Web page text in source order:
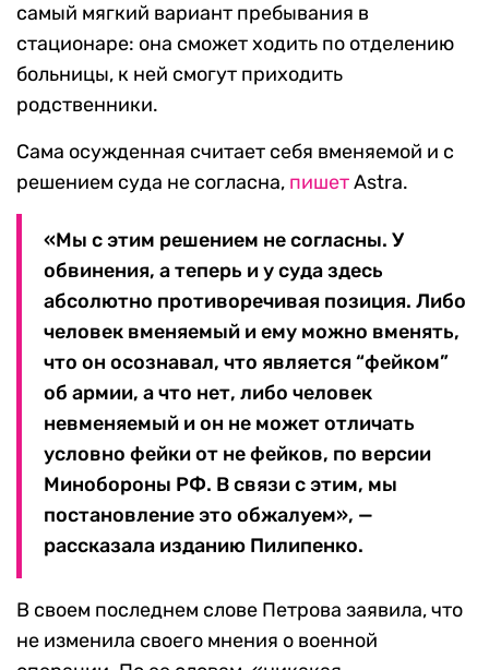
самый мягкий вариант пребывания в
стационаре: она сможет ходить по отделению
больницы, к ней смогут приходить
родственники.
Сама осужденная считает себя вменяемой и с
решением суда не согласна, пишетAstra.
«Мы с этим решением не согласны. У
обвинения, а теперь и у суда здесь
абсолютно противоречивая позиция. Либо
человек вменяемый и ему можно вменять,
что он осознавал, что является “фейком”
об армии, а что нет, либо человек
невменяемый и он не может отличать
условно фейки от не фейков, по версии
Минобороны РФ. В связи с этим, мы
постановление это обжалуем», —
рассказала изданию Пилипенко.
В своем последнем слове Петрова заявила, что
не изменила своего мнения о военной